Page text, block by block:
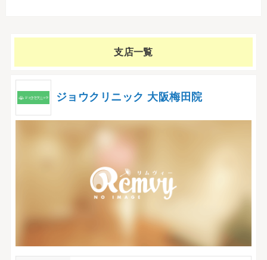
支店一覧
ジョウクリニック 大阪梅田院